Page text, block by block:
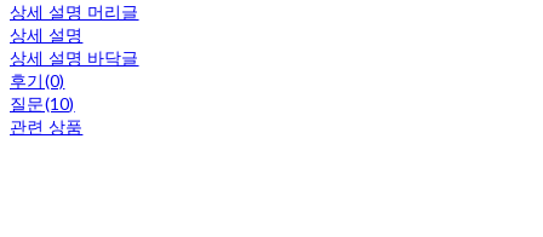
상세 설명 머리글
상세 설명
상세 설명 바닥글
후기(0)
질문(10)
관련 상품